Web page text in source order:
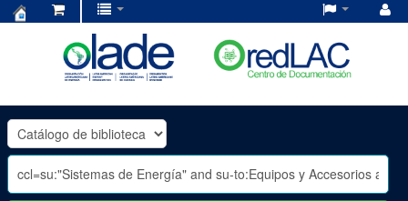
OLADE
-